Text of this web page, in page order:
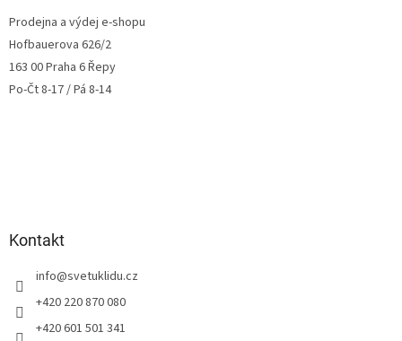
Prodejna a výdej e-shopu
Hofbauerova 626/2
163 00 Praha 6 Řepy
Po-Čt 8-17 / Pá 8-14
Kontakt
info@svetuklidu.cz
+420 220 870 080
+420 601 501 341